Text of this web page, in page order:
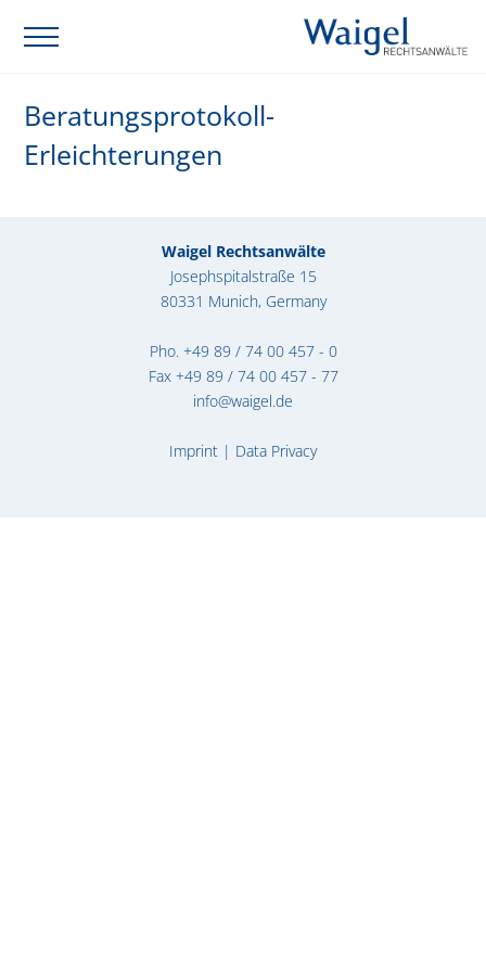
Beratungsprotokoll-
Erleichterungen
Waigel Rechtsanwälte
Josephspitalstraße 15
80331 Munich, Germany
Pho. +49 89 / 74 00 457 - 0
Fax +49 89 / 74 00 457 - 77
info@waigel.de
Imprint | Data Privacy